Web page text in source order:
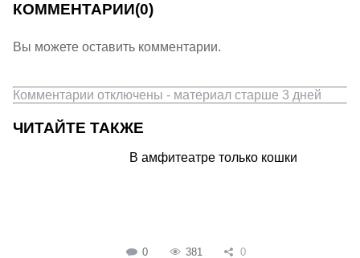
КОММЕНТАРИИ(0)
Вы можете оставить комментарии.
Комментарии отключены - материал старше 3 дней
ЧИТАЙТЕ ТАКЖЕ
В амфитеатре только кошки
0 381 0